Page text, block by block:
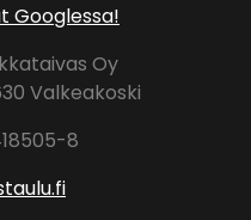
Googlessa!
Oy
Valkeakoski
8